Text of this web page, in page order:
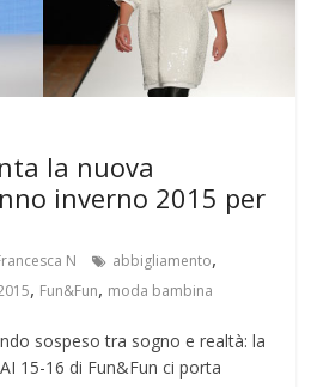
la nuova
inverno 2015 per
N abbigliamento,
, Fun&Fun, moda bambina
sospeso tra sogno e realtà: la
15-16 di Fun&Fun ci porta